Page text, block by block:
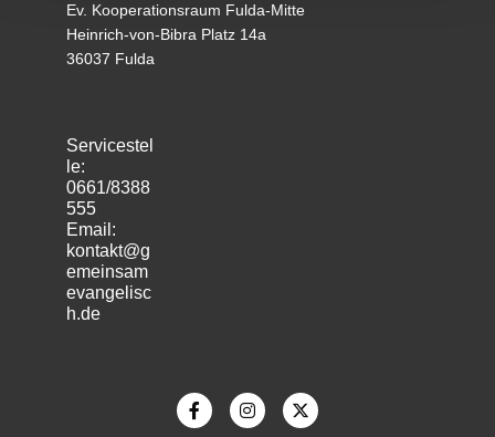
Ev. Kooperationsraum Fulda-Mitte
Heinrich-von-Bibra Platz 14a
36037 Fulda
Servicestel
le:
0661/8388
555
Email:
kontakt@g
emeinsam
evangelisc
h.de